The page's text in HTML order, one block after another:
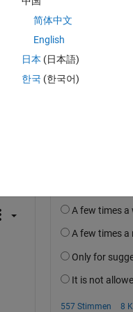
am 14 Jun. 2022
简体中文
English
日本 (日本語)
한국 (한국어)